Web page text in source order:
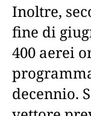
Inoltre,
fine di
400 aerei
decennio.